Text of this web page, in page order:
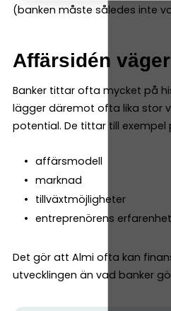
(banken måste således inte
Affärsidén
Banker tittar ofta mycket på
lägger däremot ofta lika stor
potential. De tittar till exempel
affärsmodell
marknad
tillväxtmöjligheter
entreprenörens erfarenhet
Det gör att Almi ofta kan
utvecklingen än vad banker